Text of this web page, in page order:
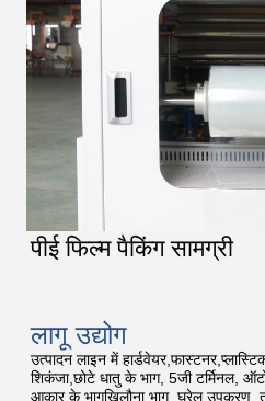
पीई फिल्म पैकिंग सामग्री
लागू उद्योग
उत्पादन लाइन में
शिकंजा,छोटे धातु के भाग, 5जी टर्मिनल,
आकार के भागखिलौना भाग, घरेलू उपकरण,